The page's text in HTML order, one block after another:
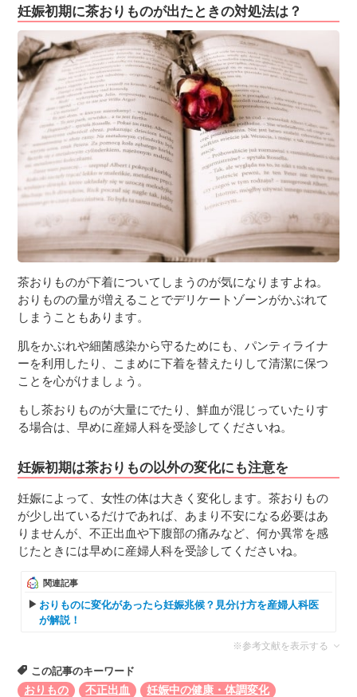
妊娠初期に茶おりものが出たときの対処法は？
茶おりものが下着についてしまうのが気になりますよね。
おりものの量が増えることでデリケートゾーンがかぶれて
しまうこともあります。
肌をかぶれや細菌感染から守るためにも、パンティライナ
ーを利用したり、こまめに下着を替えたりして清潔に保つ
ことを心がけましょう。
もし茶おりものが大量にでたり、鮮血が混じっていたりす
る場合は、早めに産婦人科を受診してくださいね。
妊娠初期は茶おりもの以外の変化にも注意を
妊娠によって、女性の体は大きく変化します。茶おりもの
が少し出ているだけであれば、あまり不安になる必要はあ
りませんが、不正出血や下腹部の痛みなど、何か異常を感
じたときには早めに産婦人科を受診してくださいね。
関連記事
おりものに変化があったら妊娠兆候？見分け方を産婦人科医
が解説！
※参考文献を表示する
この記事のキーワード
おりもの
不正出血
妊娠中の健康・体調変化